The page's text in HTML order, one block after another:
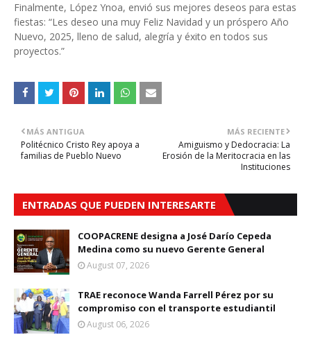
Finalmente, López Ynoa, envió sus mejores deseos para estas
fiestas: “Les deseo una muy Feliz Navidad y un próspero Año
Nuevo, 2025, lleno de salud, alegría y éxito en todos sus
proyectos.”
MÁS RECIENTE
Amiguismo y Dedocracia: La
Erosión de la Meritocracia en las
Instituciones
MÁS ANTIGUA
Politécnico Cristo Rey apoya a
familias de Pueblo Nuevo
ENTRADAS QUE PUEDEN INTERESARTE
COOPACRENE designa a José Darío Cepeda
Medina como su nuevo Gerente General
August 07, 2026
TRAE reconoce Wanda Farrell Pérez por su
compromiso con el transporte estudiantil
August 06, 2026